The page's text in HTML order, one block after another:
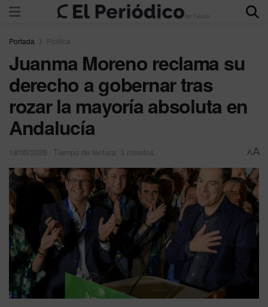
Portada Política
Juanma Moreno reclama su
derecho a gobernar tras
rozar la mayoría absoluta en
Andalucía
18/05/2026 Tiempo de lectura: 3 minutos AA